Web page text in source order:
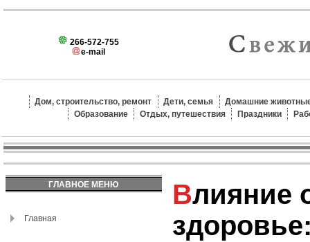
266-572-755
e-mail
Дом, строительство, ремонт Дети, семья
Домашние
Образование
Отдых, путешествия Праздники
ГЛАВНОЕ МЕНЮ
Главная
Влияние окружающей среды на